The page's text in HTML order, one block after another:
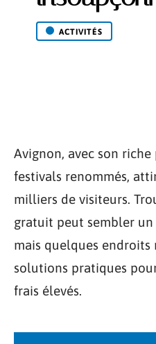
ACTIVITÉS
Avignon, avec son
festivals renommés,
milliers de visiteurs.
gratuit peut sembler un
mais quelques endroits
solutions pratiques
frais élevés.